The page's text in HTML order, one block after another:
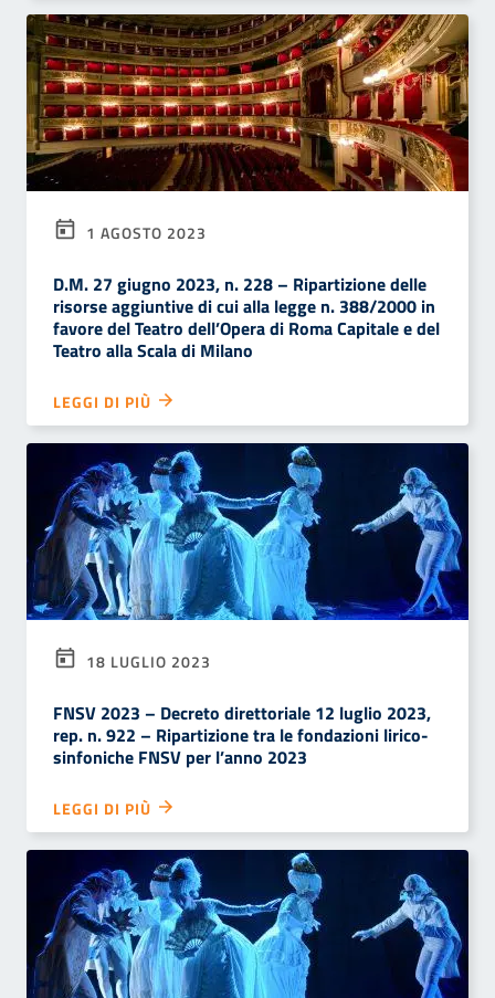
1 AGOSTO 2023
D.M. 27 giugno 2023, n. 228 – Ripartizione delle
risorse aggiuntive di cui alla legge n. 388/2000 in
favore del Teatro dell’Opera di Roma Capitale e del
Teatro alla Scala di Milano
LEGGI DI PIÙ
18 LUGLIO 2023
FNSV 2023 – Decreto direttoriale 12 luglio 2023,
rep. n. 922 – Ripartizione tra le fondazioni lirico-
sinfoniche FNSV per l’anno 2023
LEGGI DI PIÙ